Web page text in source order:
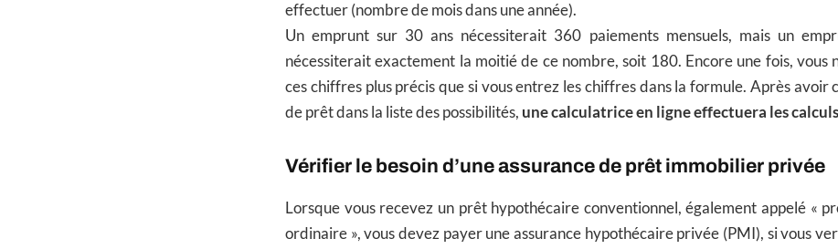
effectuer (nombre de mois dans une année).
Un emprunt sur 30 ans nécessiterait 360 paiements mensuels, mais un
nécessiterait exactement la moitié de ce nombre, soit 180. Encore une fois, vous
ces chiffres plus précis que si vous entrez les chiffres dans la formule. Après avoir
de prêt dans la liste des possibilités, une calculatrice en ligne effectuera les
Vérifier le besoin d’une assurance de prêt immobilier privée
Lorsque vous recevez un prêt hypothécaire conventionnel, également appelé «
ordinaire », vous devez payer une assurance hypothécaire privée (PMI), si vous